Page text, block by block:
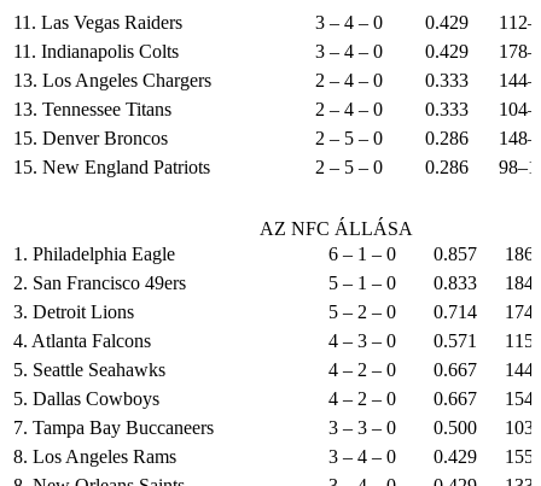
11. Las Vegas Raiders
3 – 4 – 0 0.429
11. Indianapolis Colts
3 – 4 – 0 0.429
13. Los Angeles Chargers
2 – 4 – 0 0.333
13. Tennessee Titans
2 – 4 – 0 0.333
15. Denver Broncos
2 – 5 – 0 0.286
15. New England Patriots
2 – 5 – 0 0.286
AZ NFC ÁLLÁSA
1. Philadelphia Eagle
6 – 1 – 0 0.857
2. San Francisco 49ers
5 – 1 – 0 0.833
3. Detroit Lions
5 – 2 – 0 0.714
4. Atlanta Falcons
4 – 3 – 0 0.571
5. Seattle Seahawks
4 – 2 – 0 0.667
5. Dallas Cowboys
4 – 2 – 0 0.667
7. Tampa Bay Buccaneers
3 – 3 – 0 0.500
8. Los Angeles Rams
3 – 4 – 0 0.429